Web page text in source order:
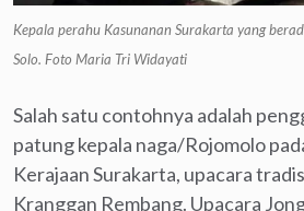
Kepala perahu Kasunanan Surakarta yang
Solo. Foto Maria Tri Widayati
Salah satu contohnya adalah
patung kepala naga/Rojomolo
Kerajaan Surakarta, upacara
Kranggan Rembang. Upacara